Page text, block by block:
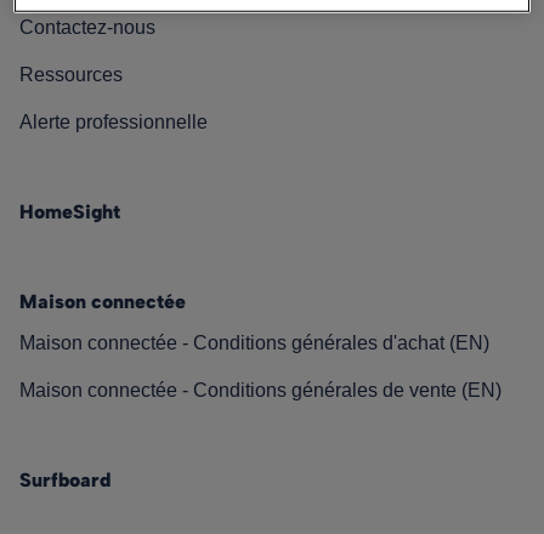
Contactez-nous
Ressources
Alerte professionnelle
HomeSight
Maison connectée
Maison connectée - Conditions générales d'achat (EN)
Maison connectée - Conditions générales de vente (EN)
Surfboard